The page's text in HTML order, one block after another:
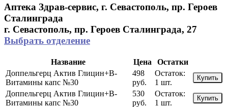
Аптека Здрав-сервис, г. Севастополь, пр. Героев
Сталинграда
г. Севастополь, пр. Героев Сталинграда, 27
Выбрать отделение
Название Цена
Остатки
Доппельгерц Актив Глицин+В-
Витамины капс №30
498
руб.
Остаток:
1 шт.
Купить
Доппельгерц Актив Глицин+В-
Витамины капс №30
530
руб.
Остаток:
1 шт.
Купить